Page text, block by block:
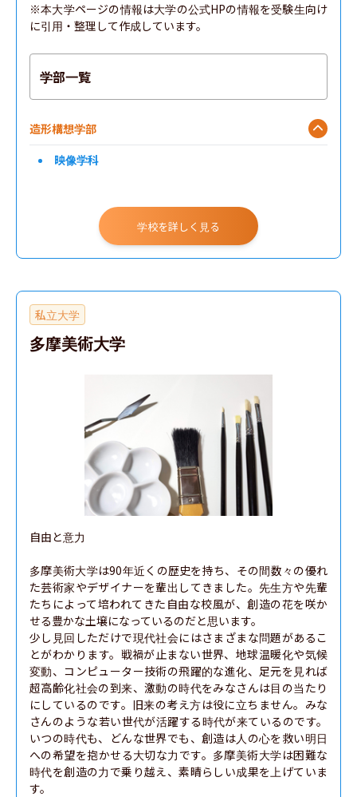
※本大学ページの情報は大学の公式HPの情報を受験生向け
に引用・整理して作成しています。
学部一覧
造形構想学部
映像学科
学校を詳しく見る
私立大学
多摩美術大学
自由と意力
多摩美術大学は90年近くの歴史を持ち、その間数々の優れ
た芸術家やデザイナーを輩出してきました。先生方や先輩
たちによって培われてきた自由な校風が、創造の花を咲か
せる豊かな土壌になっているのだと思います。
少し見回しただけで現代社会にはさまざまな問題があるこ
とがわかります。戦禍が止まない世界、地球温暖化や気候
変動、コンピューター技術の飛躍的な進化、足元を見れば
超高齢化社会の到来、激動の時代をみなさんは目の当たり
にしているのです。旧来の考え方は役に立ちません。みな
さんのような若い世代が活躍する時代が来ているのです。
いつの時代も、どんな世界でも、創造は人の心を救い明日
への希望を抱かせる大切な力です。多摩美術大学は困難な
時代を創造の力で乗り越え、素晴らしい成果を上げていま
す。